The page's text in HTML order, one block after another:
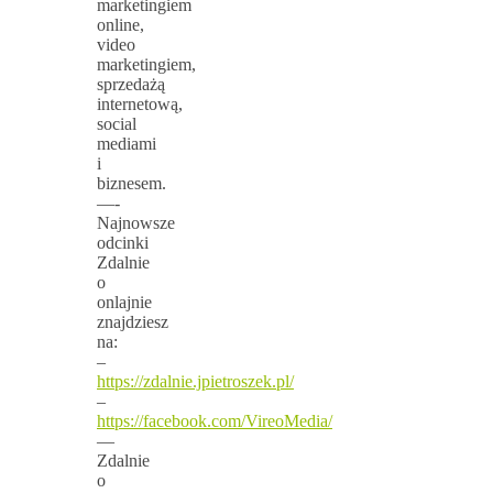
marketingiem
online,
video
marketingiem,
sprzedażą
internetową,
social
mediami
i
biznesem.
—-
Najnowsze
odcinki
Zdalnie
o
onlajnie
znajdziesz
na:
–
https://zdalnie.jpietroszek.pl/
–
https://facebook.com/VireoMedia/
—
Zdalnie
o